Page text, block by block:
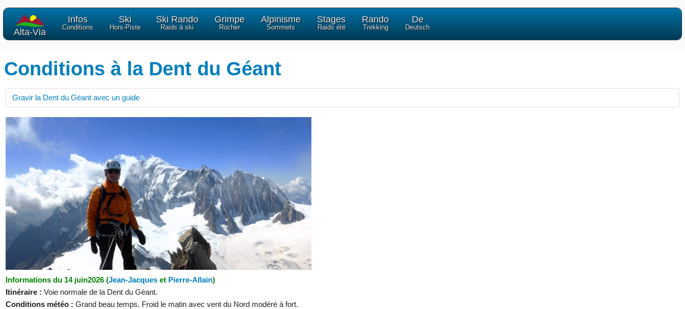
Alta-Via
Infos
Conditions
Ski
Hors-Piste
Ski Rando
Raids à ski
Grimpe
Rocher
Alpinisme
Sommets
Stages
Raids été
Rando
Trekking
De
Deutsch
Conditions à la Dent du Géant
Gravir la Dent du Géant avec un guide
Informations du 14 juin2026 (Jean-Jacques et Pierre-Allain)
Itinéraire : Voie normale de la Dent du Géant.
Conditions météo : Grand beau temps. Froid le matin avec vent du Nord modéré à fort.